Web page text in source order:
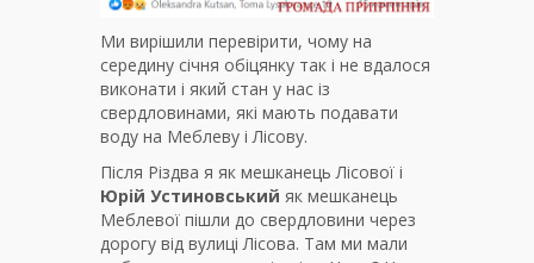
Ми вирішили перевірити, чому на
середину січня обіцянку так і не вдалося
виконати і який стан у нас із
свердловинами, які мають подавати
воду на Меблеву і Лісову.
Після Різдва я як мешканець Лісової і
Юрій Устиновський як мешканець
Меблевої пішли до свердловини через
дорогу від вулиці Лісова. Там ми мали